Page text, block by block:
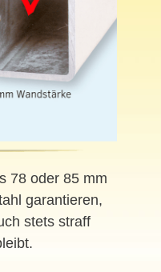
78 oder 85 mm
garantieren,
stets straff